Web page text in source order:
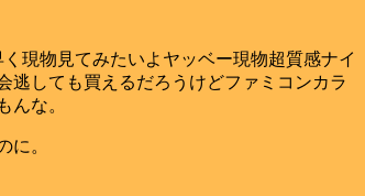
現物見てみたいよヤッベー現物超質感ナイ
逃しても買えるだろうけどファミコンカラ
んな。
に。